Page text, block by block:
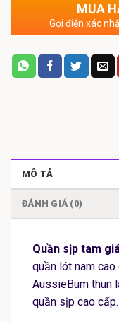
MUA
Gọi điện xác
MÔ TẢ
ĐÁNH GIÁ (0)
Quần sịp tam
quần lót nam
AussieBum thun
quần sịp cao cấp.